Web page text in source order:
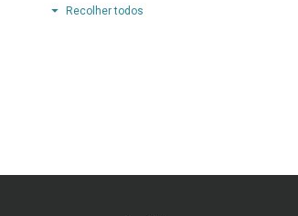
Recolher todos